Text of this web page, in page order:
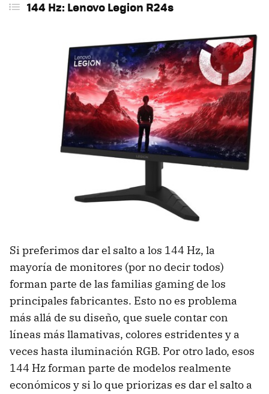
144 Hz: Lenovo Legion R24s
Si preferimos dar el salto a los 144 Hz, la
mayoría de monitores (por no decir todos)
forman parte de las familias gaming de los
principales fabricantes. Esto no es problema
más allá de su diseño, que suele contar con
líneas más llamativas, colores estridentes y a
veces hasta iluminación RGB. Por otro lado, esos
144 Hz forman parte de modelos realmente
económicos y si lo que priorizas es dar el salto a